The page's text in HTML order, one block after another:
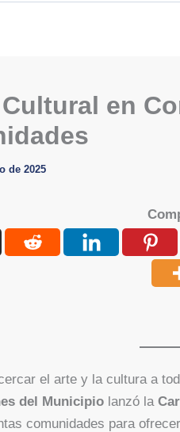
en
de 2025
el arte y la cultura a
del Municipiolanzó la
comunidades para